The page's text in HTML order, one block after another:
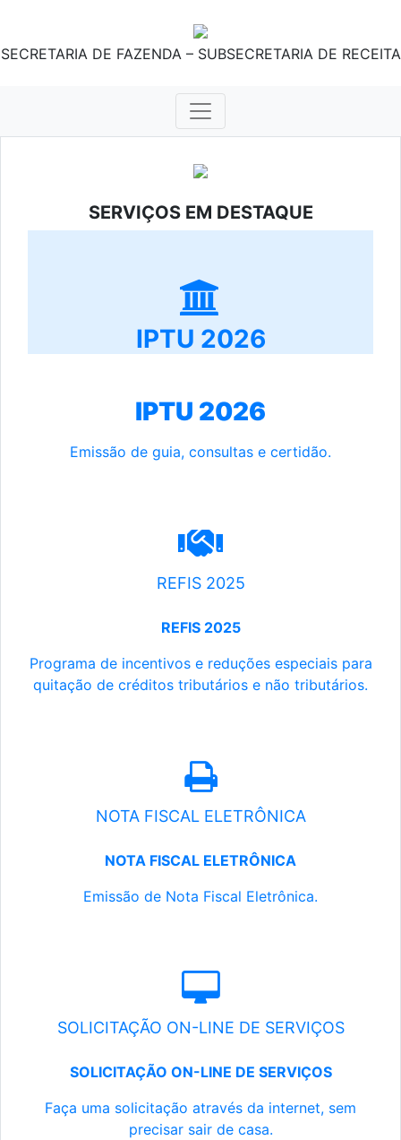
SECRETARIA DE FAZENDA – SUBSECRETARIA DE RECEITA
SERVIÇOS EM DESTAQUE
IPTU 2026
IPTU 2026
Emissão de guia, consultas e certidão.
REFIS 2025
REFIS 2025
Programa de incentivos e reduções especiais para
quitação de créditos tributários e não tributários.
NOTA FISCAL ELETRÔNICA
NOTA FISCAL ELETRÔNICA
Emissão de Nota Fiscal Eletrônica.
SOLICITAÇÃO ON-LINE DE SERVIÇOS
SOLICITAÇÃO ON-LINE DE SERVIÇOS
Faça uma solicitação através da internet, sem
precisar sair de casa.